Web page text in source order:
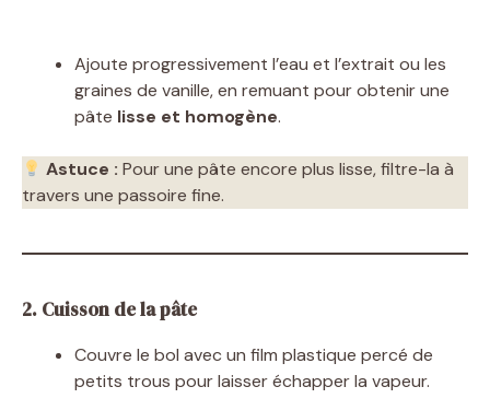
Ajoute progressivement l’eau et l’extrait ou les
graines de vanille, en remuant pour obtenir une
pâte lisse et homogène.
Astuce :Pour une pâte encore plus lisse, filtre-la à
travers une passoire fine.
2. Cuisson de la pâte
Couvre le bol avec un film plastique percé de
petits trous pour laisser échapper la vapeur.